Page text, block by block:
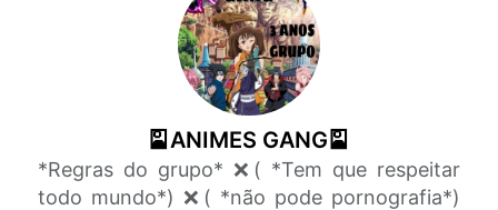
🎴ANIMES GANG🎴
*Regras do grupo* ❌( *Tem que respeitar
todo mundo*) ❌( *não pode pornografia*)